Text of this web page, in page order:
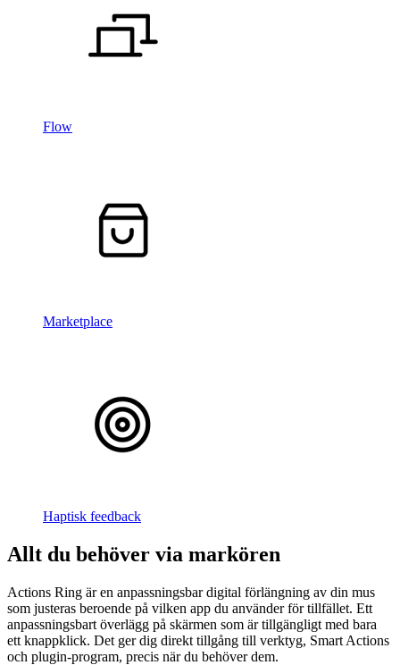
Flow
Marketplace
Haptisk feedback
Allt du behöver via markören
Actions Ring är en anpassningsbar digital förlängning av din mus
som justeras beroende på vilken app du använder för tillfället. Ett
anpassningsbart överlägg på skärmen som är tillgängligt med bara
ett knappklick. Det ger dig direkt tillgång till verktyg, Smart Actions
och plugin-program, precis när du behöver dem.